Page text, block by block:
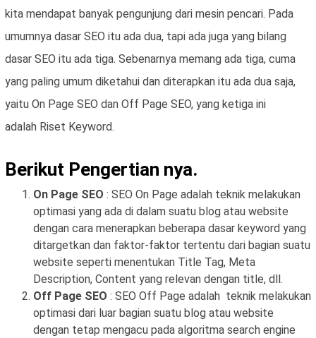
kita mendapat banyak pengunjung dari mesin pencari. Pada
umumnya dasar SEO itu ada dua, tapi ada juga yang bilang
dasar SEO itu ada tiga. Sebenarnya memang ada tiga, cuma
yang paling umum diketahui dan diterapkan itu ada dua saja,
yaitu On Page SEO dan Off Page SEO, yang ketiga ini
adalah Riset Keyword.
Berikut Pengertian nya.
On Page SEO : SEO On Page adalah teknik melakukan
optimasi yang ada di dalam suatu blog atau website
dengan cara menerapkan beberapa dasar keyword yang
ditargetkan dan faktor-faktor tertentu dari bagian suatu
website seperti menentukan Title Tag, Meta
Description, Content yang relevan dengan title, dll.
Off Page SEO : SEO Off Page adalah teknik melakukan
optimasi dari luar bagian suatu blog atau website
dengan tetap mengacu pada algoritma search engine